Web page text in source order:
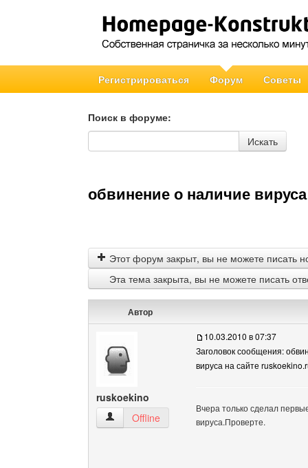
Регистрироваться Форум Советы
Поиск в форуме:
Поиск в форуме
Искать
обвинение о наличие
Этот форум закрыт, вы не можете писать
Эта тема закрыта, вы не можете писать
Автор
ruskoekino
ruskoekino Посмотреть профиль
Offline
10.03.2010 в 07:37
Заголовок сообщения:
вируса на сайте
Вчера только сделал
вируса.Проверте.